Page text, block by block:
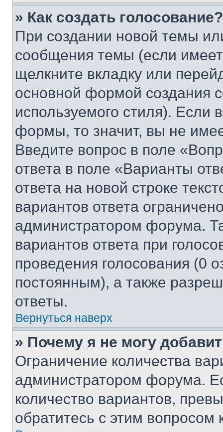
» Как создать голосование?
При создании новой темы
сообщения темы (если
щелкните вкладку или
основной формой создания
используемого стиля). Если
формы, то значит, вы не
Введите вопрос в поле
ответа в поле «Варианты
ответа на новой строке
вариантов ответа
администратором форума.
вариантов ответа при
проведения голосования (0
постоянным), а также
ответы.
Вернуться наверх
» Почему я не могу
Ограничение количества
администратором форума.
количество вариантов,
обратитесь с этим вопросом